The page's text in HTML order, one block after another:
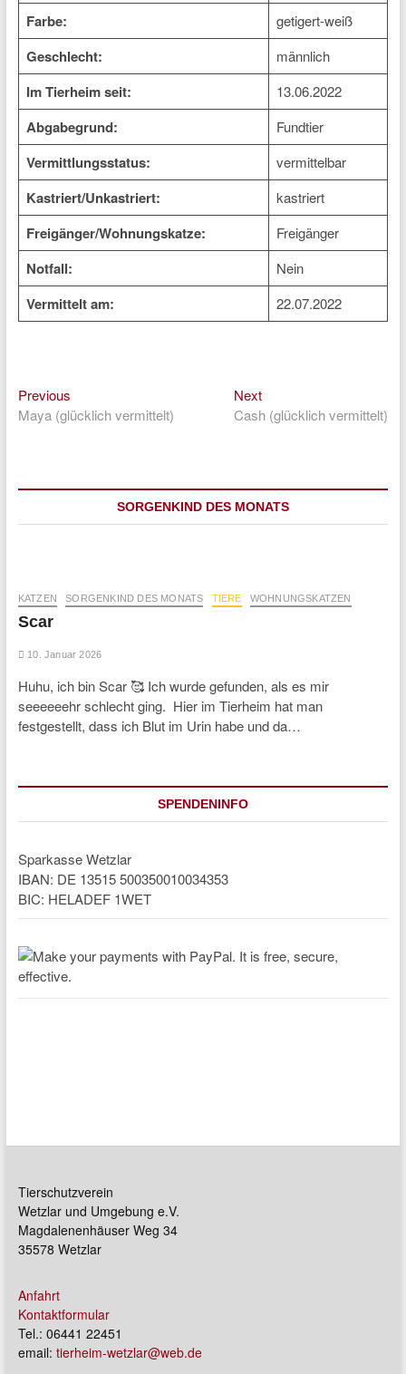
Farbe: getigert-weiß
Geschlecht: männlich
Im Tierheim seit: 13.06.2022
Abgabegrund: Fundtier
Vermittlungsstatus: vermittelbar
Kastriert/Unkastriert: kastriert
Freigänger/Wohnungskatze: Freigänger
Notfall: Nein
Vermittelt am: 22.07.2022
Beitragsnavigation
PreviousPrevious
post:
Maya (glücklich vermittelt)
NextNext
post:
Cash (glücklich vermittelt)
SORGENKIND DES MONATS
KATZEN SORGENKIND DES MONATS TIERE WOHNUNGSKATZEN
Scar
10. Januar 2026
Huhu, ich bin Scar 🥰 Ich wurde gefunden, als es mir
seeeeeehr schlecht ging. Hier im Tierheim hat man
festgestellt, dass ich Blut im Urin habe und da…
SPENDENINFO
Sparkasse Wetzlar
IBAN: DE 13515 500350010034353
BIC: HELADEF 1WET
Tierschutzverein
Wetzlar und Umgebung e.V.
Magdalenenhäuser Weg 34
35578 Wetzlar
Anfahrt
Kontaktformular
Tel.: 06441 22451
email: tierheim-wetzlar@web.de